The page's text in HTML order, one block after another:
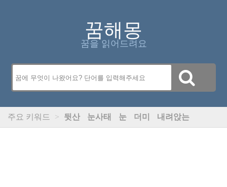
꿈해몽
꿈을 읽어드려요
주요 키워드 > 뒷산 눈사태 눈 더미 내려앉는